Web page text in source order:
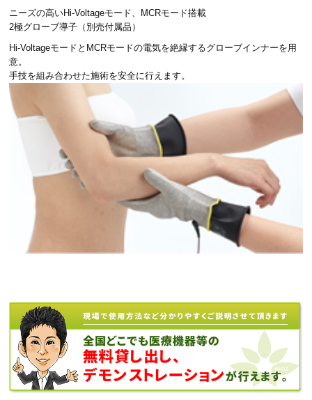
ニーズの高いHi-Voltageモード、MCRモード搭載
2極グローブ導子（別売付属品）
Hi-VoltageモードとMCRモードの電気を絶縁するグローブインナーを用
意。
手技を組み合わせた施術を安全に行えます。